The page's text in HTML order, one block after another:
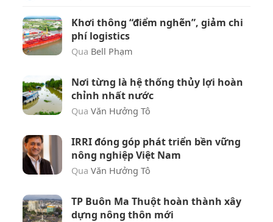
Khơi thông “điểm nghẽn”, giảm chi
phí logistics
Qua Bell Phạm
Nơi từng là hệ thống thủy lợi hoàn
chỉnh nhất nước
Qua Văn Hưởng Tô
IRRI đóng góp phát triển bền vững
nông nghiệp Việt Nam
Qua Văn Hưởng Tô
TP Buôn Ma Thuột hoàn thành xây
dựng nông thôn mới